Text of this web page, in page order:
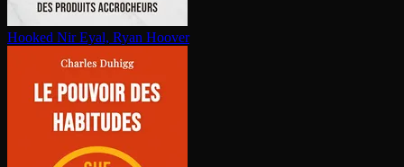
Hooked Nir Eyal, Ryan Hoover